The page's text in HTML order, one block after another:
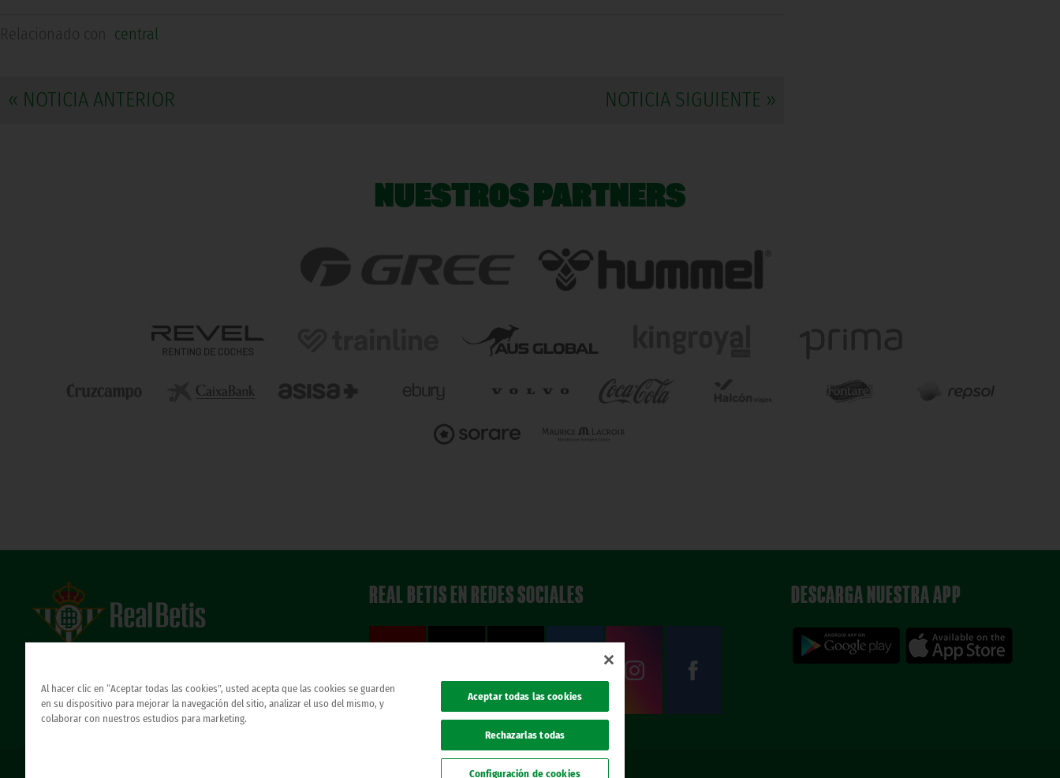
Relacionado con central
« NOTICIA ANTERIOR NOTICIA SIGUIENTE »
NUESTROS PARTNERS
REAL BETIS EN REDES SOCIALES DESCARGA NUESTRA APP
Al hacer clic en “Aceptar todas las cookies”, usted acepta que las cookies se guarden
en su dispositivo para mejorar la navegación del sitio, analizar el uso del mismo, y
colaborar con nuestros estudios para marketing.
Aceptar todas las cookies
Rechazarlas todas
Configuración de cookies